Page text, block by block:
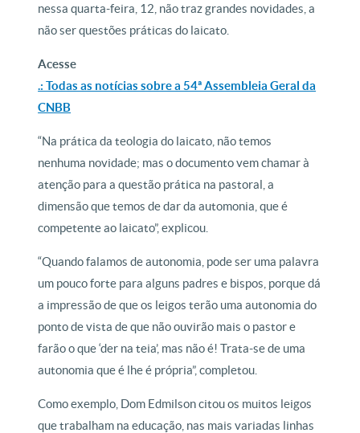
nessa quarta-feira, 12, não traz grandes novidades, a
não ser questões práticas do laicato.
Acesse
.: Todas as notícias sobre a 54ª Assembleia Geral da
CNBB
“Na prática da teologia do laicato, não temos
nenhuma novidade; mas o documento vem chamar à
atenção para a questão prática na pastoral, a
dimensão que temos de dar da automonia, que é
competente ao laicato”, explicou.
“Quando falamos de autonomia, pode ser uma palavra
um pouco forte para alguns padres e bispos, porque dá
a impressão de que os leigos terão uma autonomia do
ponto de vista de que não ouvirão mais o pastor e
farão o que ‘der na teia’, mas não é! Trata-se de uma
autonomia que é lhe é própria”, completou.
Como exemplo, Dom Edmilson citou os muitos leigos
que trabalham na educação, nas mais variadas linhas